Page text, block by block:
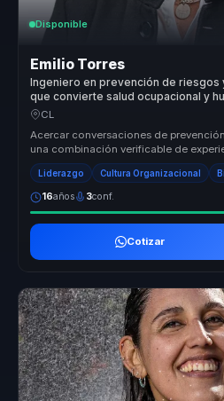
Disponible
Emilio Torres
Ingeniero en prevención de riesgos
que convierte salud ocupacional y
atención, bienestar y autocuidado
CL
Acercar conversaciones de
una combinación verificable de
riesgos, humor y ...
Liderazgo Cultura Organizacional
16años 3conf.
Cotizar